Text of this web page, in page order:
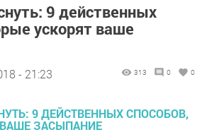
9 действенных
ускорят ваше
- 21:23 313 0 0